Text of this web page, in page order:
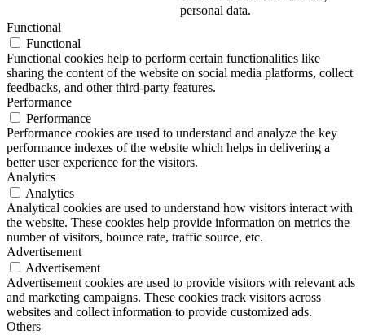
personal data.
Functional
Functional
Functional cookies help to perform certain functionalities like
sharing the content of the website on social media platforms, collect
feedbacks, and other third-party features.
Performance
Performance
Performance cookies are used to understand and analyze the key
performance indexes of the website which helps in delivering a
better user experience for the visitors.
Analytics
Analytics
Analytical cookies are used to understand how visitors interact with
the website. These cookies help provide information on metrics the
number of visitors, bounce rate, traffic source, etc.
Advertisement
Advertisement
Advertisement cookies are used to provide visitors with relevant ads
and marketing campaigns. These cookies track visitors across
websites and collect information to provide customized ads.
Others